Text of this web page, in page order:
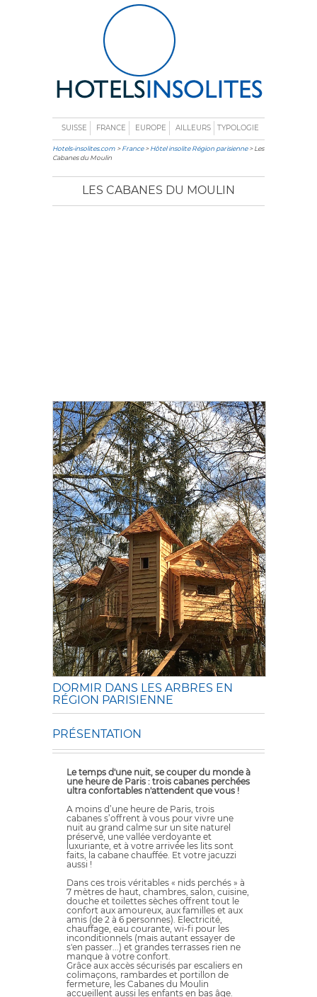
SUISSE FRANCE EUROPE AILLEURS TYPOLOGIE
Hotels-insolites.com >France>Hôtel insolite Région parisienne> Les
Cabanes du Moulin
LES CABANES DU MOULIN
DORMIR DANS LES ARBRES EN
RÉGION PARISIENNE
PRÉSENTATION
Le temps d'une nuit, se couper du monde à
une heure de Paris : trois cabanes perchées
ultra confortables n'attendent que vous !
A moins d’une heure de Paris, trois
cabanes s’offrent à vous pour vivre une
nuit au grand calme sur un site naturel
préservé, une vallée verdoyante et
luxuriante, et à votre arrivée les lits sont
faits, la cabane chauffée. Et votre jacuzzi
aussi !
Dans ces trois véritables « nids perchés » à
7 mètres de haut, chambres, salon, cuisine,
douche et toilettes sèches offrent tout le
confort aux amoureux, aux familles et aux
amis (de 2 à 6 personnes). Electricité,
chauffage, eau courante, wi-fi pour les
inconditionnels (mais autant essayer de
s'en passer...) et grandes terrasses rien ne
manque à votre confort.
Grâce aux accès sécurisés par escaliers en
colimaçons, rambardes et portillon de
fermeture, les Cabanes du Moulin
accueillent aussi les enfants en bas âge.